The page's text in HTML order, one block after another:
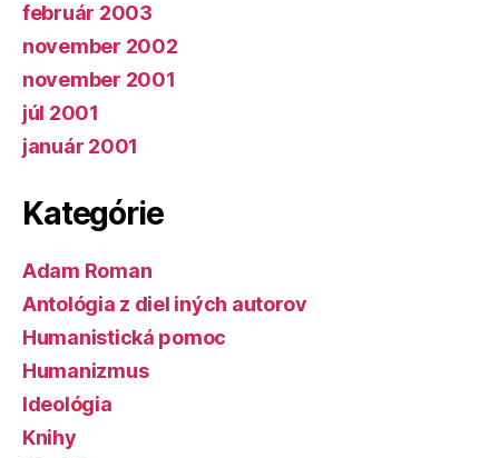
február 2003
november 2002
november 2001
júl 2001
január 2001
Kategórie
Adam Roman
Antológia z diel iných autorov
Humanistická pomoc
Humanizmus
Ideológia
Knihy